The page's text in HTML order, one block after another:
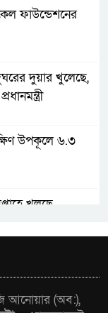
ফাউন্ডেশনের
দুয়ার খুলেছে,
উপকূলে ৬.৩
খুলছে
সমঝোতার ভিত্তিতে
করা হবে :
আনোয়ার (অব:),